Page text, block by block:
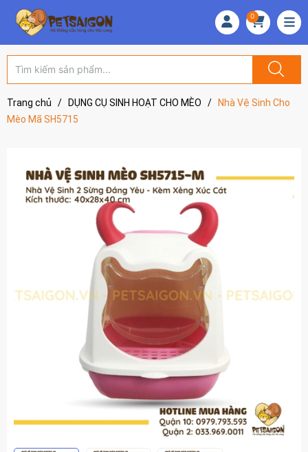
0
Trang chủ / DỤNG CỤ SINH HOẠT CHO MÈO /
Nhà Vệ Sinh Cho
Mèo Mã SH5715